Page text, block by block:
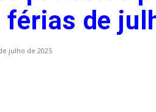
férias de
julho de 2025